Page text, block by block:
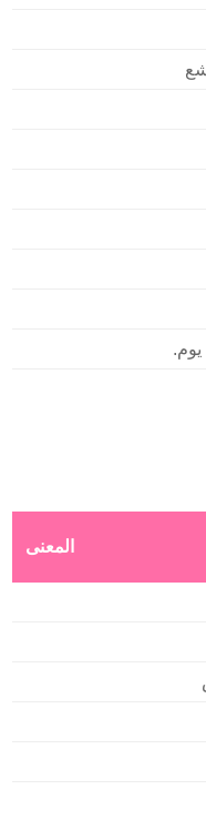
المعنى